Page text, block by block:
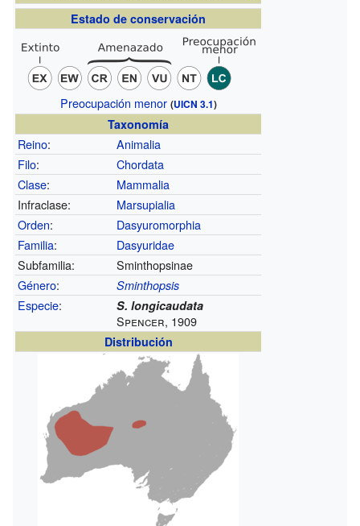
Estado de conservación
Preocupación menor (UICN 3.1)
Taxonomía
Reino:
Animalia
Filo:
Chordata
Clase:
Mammalia
Infraclase:
Marsupialia
Orden:
Dasyuromorphia
Familia:
Dasyuridae
Subfamilia:
Sminthopsinae
Género: Sminthopsis
Especie: S. longicaudata
Spencer, 1909
Distribución